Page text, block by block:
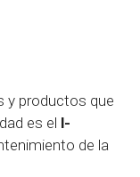
y productos que
es el l-
de la